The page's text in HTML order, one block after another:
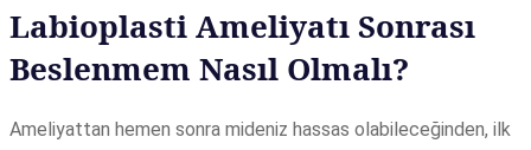
Labioplasti Ameliyatı Sonrası
Beslenmem Nasıl Olmalı?
Ameliyattan hemen sonra mideniz hassas olabileceğinden, ilk